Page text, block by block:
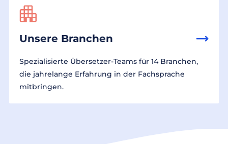
Unsere Branchen
Spezialisierte Übersetzer-Teams für 14 Branchen,
die jahrelange Erfahrung in der Fachsprache
mitbringen.